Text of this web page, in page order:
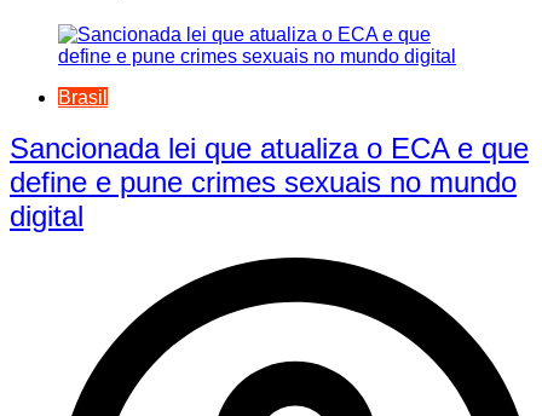
Brasil
Sancionada lei que atualiza o ECA e que
define e pune crimes sexuais no mundo
digital